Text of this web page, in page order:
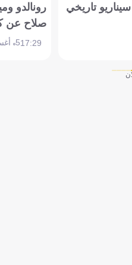
تاريخي
رونالدو
صلاح عن
17:295 أغسطس 2026